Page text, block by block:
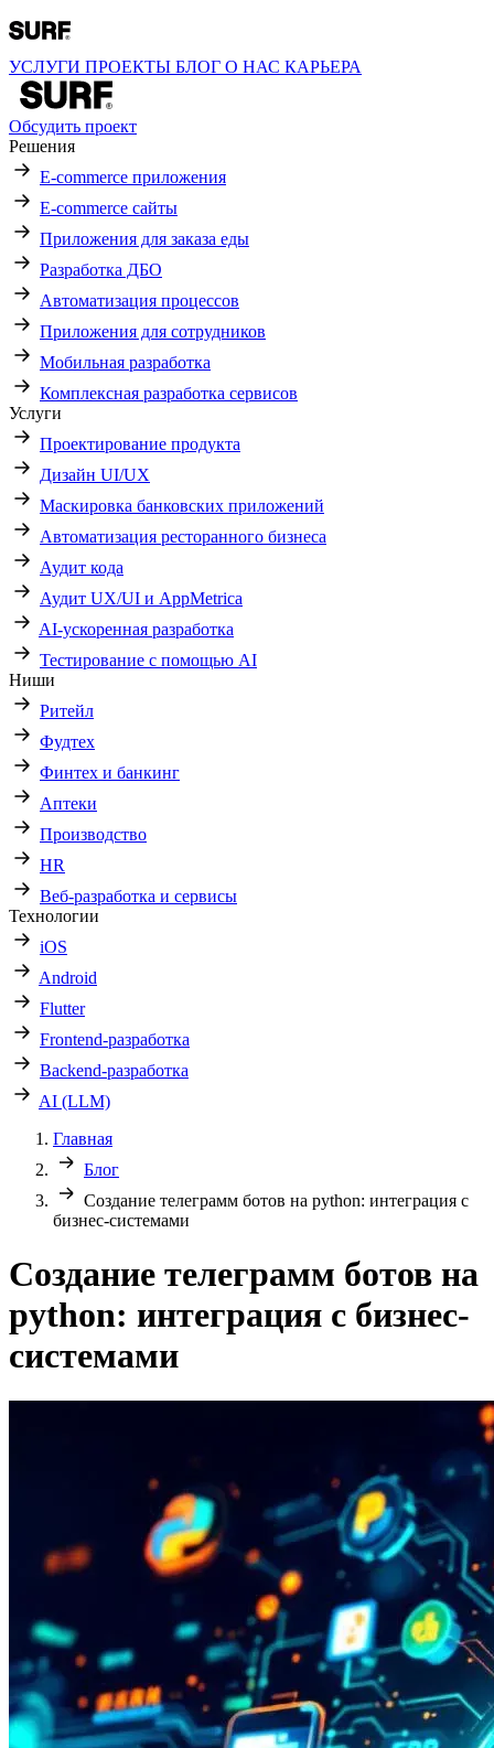
УСЛУГИ ПРОЕКТЫ БЛОГ О НАС КАРЬЕРА
Обсудить проект
Решения
E-commerce приложения
E-commerce сайты
Приложения для заказа еды
Разработка ДБО
Автоматизация процессов
Приложения для сотрудников
Мобильная разработка
Комплексная разработка сервисов
Услуги
Проектирование продукта
Дизайн UI/UX
Маскировка банковских приложений
Автоматизация ресторанного бизнеса
Аудит кода
Аудит UX/UI и AppMetrica
AI-ускоренная разработка
Тестирование с помощью AI
Ниши
Ритейл
Фудтех
Финтех и банкинг
Аптеки
Производство
HR
Веб-разработка и сервисы
Технологии
iOS
Android
Flutter
Frontend-разработка
Backend-разработка
AI (LLM)
Главная
Блог
Создание телеграмм ботов на python: интеграция с
бизнес-системами
Создание телеграмм ботов на
python: интеграция с бизнес-
системами